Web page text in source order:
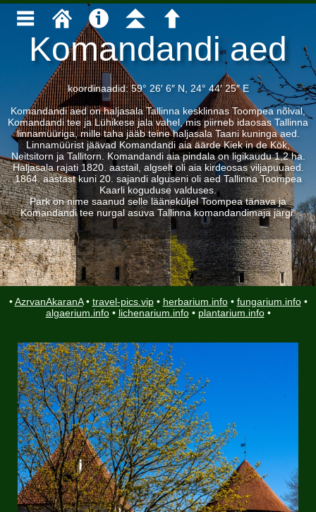
Komandandi aed
koordinaadid: 59° 26′ 6″ N, 24° 44′ 25″ E
Komandandi aed on haljasala Tallinna kesklinnas Toompea nõlval,
Komandandi tee ja Lühikese jala vahel, mis piirneb idaosas Tallinna
linnamüüriga, mille taha jääb teine haljasala Taani kuninga aed.
Linnamüürist jäävad Komandandi aia äärde Kiek in de Kök,
Neitsitorn ja Tallitorn. Komandandi aia pindala on ligikaudu 1,2 ha.
Haljasala rajati 1820. aastail, algselt oli aia kirdeosas viljapuuaed.
1864. aastast kuni 20. sajandi alguseni oli aed Tallinna Toompea
Kaarli koguduse valduses.
Park on nime saanud selle lääneküljel Toompea tänava ja
Komandandi tee nurgal asuva Tallinna komandandimaja järgi.
•AzrvanAkaranA• travel-pics.vip• herbarium.info• fungarium.info•
algaerium.info• lichenarium.info• plantarium.info•